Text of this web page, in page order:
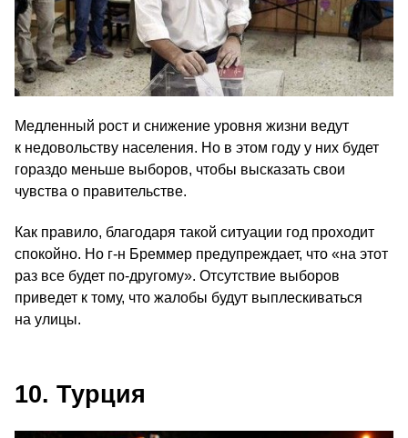
Медленный рост и снижение уровня жизни ведут
к недовольству населения. Но в этом году у них будет
гораздо меньше выборов, чтобы высказать свои
чувства о правительстве.
Как правило, благодаря такой ситуации год проходит
спокойно. Но г‑н Бреммер предупреждает, что «на этот
раз все будет по-другому». Отсутствие выборов
приведет к тому, что жалобы будут выплескиваться
на улицы.
10. Турция